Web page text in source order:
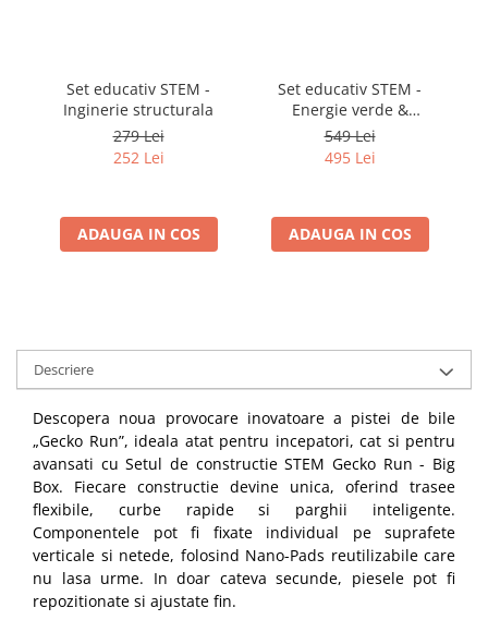
Set educativ STEM -
Inginerie structurala
279 Lei
252 Lei
ADAUGA IN COS
Set educativ STEM -
Energie verde &
sustenabila
549 Lei
495 Lei
ADAUGA IN COS
Descriere
Descopera noua provocare inovatoare a pistei de bile
„Gecko Run”, ideala atat pentru incepatori, cat si pentru
avansati cu Setul de constructie STEM Gecko Run - Big
Box. Fiecare constructie devine unica, oferind trasee
flexibile, curbe rapide si parghii inteligente.
Componentele pot fi fixate individual pe suprafete
verticale si netede, folosind Nano-Pads reutilizabile care
nu lasa urme. In doar cateva secunde, piesele pot fi
repozitionate si ajustate fin.